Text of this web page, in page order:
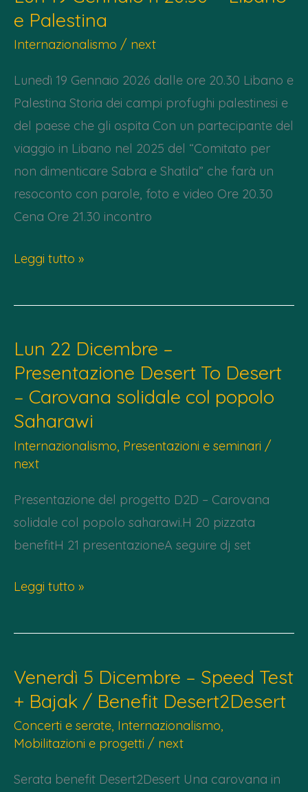
Fa
la
giusta
e Palestina
Internazionalismo / next
Lunedì 19 Gennaio 2026 dalle ore 20.30 Libano e
Palestina Storia dei campi profughi palestinesi e
del paese che gli ospita Con un partecipante del
viaggio in Libano nel 2025 del “Comitato per
non dimenticare Sabra e Shatila” che farà un
resoconto con parole, foto e video Ore 20.30
Cena Ore 21.30 incontro
Lun
Gennaio
20.30
–
Libano
e
Palestina
Leggi tutto »
Lun 22 Dicembre –
Presentazione Desert To Desert
– Carovana solidale col popolo
Saharawi
Internazionalismo, Presentazioni e seminari /
next
Presentazione del progetto D2D – Carovana
solidale col popolo saharawi.H 20 pizzata
benefitH 21 presentazioneA seguire dj set
Lun
Dicembre
Presentazione
Desert
To
Desert
Leggi tutto »
Venerdì 5 Dicembre – Speed Test
+ Bajak / Benefit Desert2Desert
Concerti e serate, Internazionalismo,
Mobilitazioni e progetti / next
Serata benefit Desert2Desert Una carovana in